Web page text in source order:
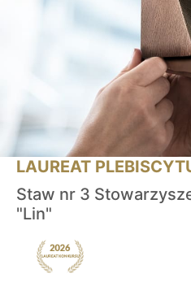
LAUREAT
Staw nr 3
"Lin"